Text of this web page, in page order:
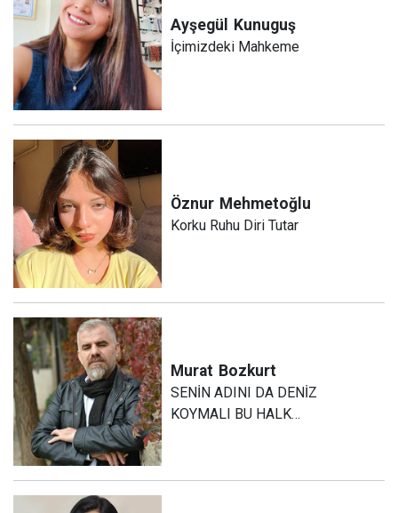
Ayşegül Kunuguş
İçimizdeki Mahkeme
Öznur Mehmetoğlu
Korku Ruhu Diri Tutar
Murat Bozkurt
SENİN ADINI DA DENİZ
KOYMALI BU HALK…